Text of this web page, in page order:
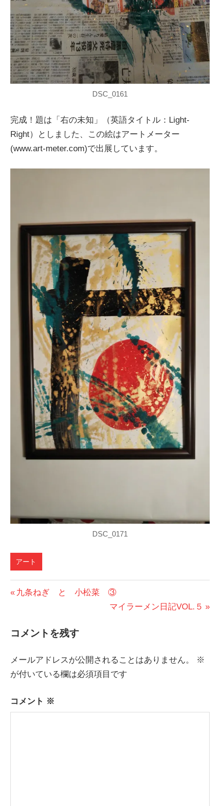
DSC_0161
完成！題は「右の未知」（英語タイトル：Light-
Right）としました、この絵はアートメーター
(www.art-meter.com)で出展しています。
DSC_0171
アート
投
ナ
ゲ
シ
前
稿:
九条ねぎ と 小松菜 ③
次
マイラーメン日記VOL.５
コメントを残す
メールアドレスが公開されることはありません。
※
が付いている欄は必須項目です
コメント ※